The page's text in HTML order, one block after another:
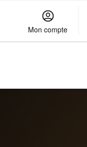
Mon compte